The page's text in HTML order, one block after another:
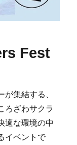
Fest
が集結する、
ろざわサクラ
適な環境の中
イベントで